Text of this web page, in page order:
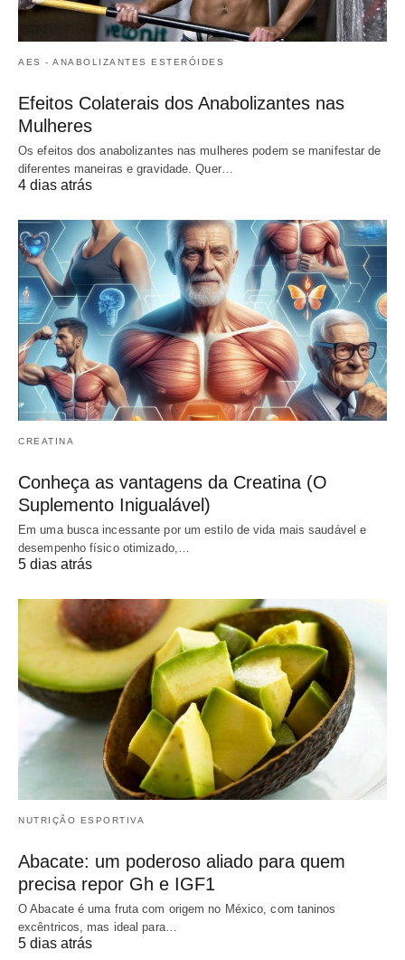
AES - ANABOLIZANTES ESTERÓIDES
Efeitos Colaterais dos Anabolizantes nas
Mulheres
Os efeitos dos anabolizantes nas mulheres podem se manifestar de
diferentes maneiras e gravidade. Quer…
4 dias atrás
CREATINA
Conheça as vantagens da Creatina (O
Suplemento Inigualável)
Em uma busca incessante por um estilo de vida mais saudável e
desempenho físico otimizado,…
5 dias atrás
NUTRIÇÃO ESPORTIVA
Abacate: um poderoso aliado para quem
precisa repor Gh e IGF1
O Abacate é uma fruta com origem no México, com taninos
excêntricos, mas ideal para…
5 dias atrás